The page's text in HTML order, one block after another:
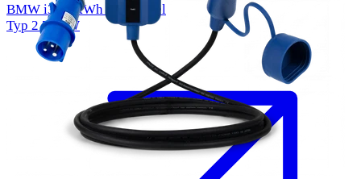
BMW i3 22 kWh Ladekabel
Typ 27.4kW